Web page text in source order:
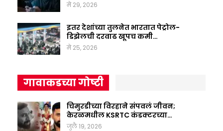
मे 29, 2026
इतर देशांच्या तुलनेत भारतात पेट्रोल-
डिझेलची दरवाढ खूपच कमी…
मे 25, 2026
गावाकडच्या गोष्टी
चिमुरडीच्या विरहाने संपवलं जीवन;
केरळमधील KSRTC कंडक्टरच्या…
जुलै 19, 2026